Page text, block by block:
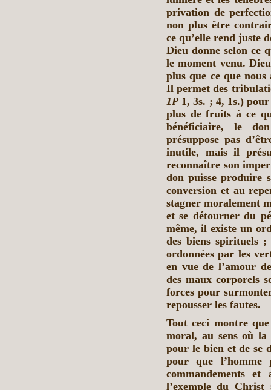
privation de
non plus être
ce qu’elle rend juste
Dieu donne selon ce
le moment venu.
plus que ce que
Il permet des
1P 1, 3s. ; 4, 1s.)
plus de fruits à ce
bénéficiaire, le
présuppose pas
inutile, mais il
reconnaître son
don puisse produire
conversion et au
stagner moralement
et se détourner du
même, il existe un
des biens spirituels ;
ordonnées par les
en vue de l’amour
des maux corporels
forces pour
repousser les fautes.
Tout ceci montre
moral, au sens où la
pour le bien et de se
pour que l’homme
commandements
l’exemple du Christ